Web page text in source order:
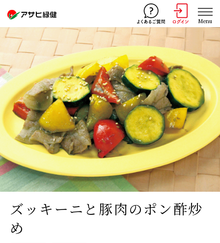
Menu
ズッキーニと豚肉のポン酢炒
め